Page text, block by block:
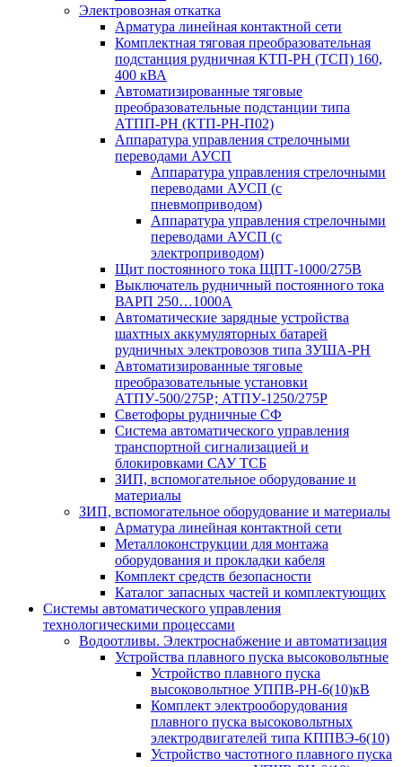
Электровозная откатка
Арматура линейная контактной сети
Комплектная тяговая преобразовательная
подстанция рудничная КТП-РН (ТСП) 160,
400 кВА
Автоматизированные тяговые
преобразовательные подстанции типа
АТПП-РН (КТП-РН-П02)
Аппаратура управления стрелочными
переводами АУСП
Аппаратура управления стрелочными
переводами АУСП (с
пневмоприводом)
Аппаратура управления стрелочными
переводами АУСП (с
электроприводом)
Щит постоянного тока ЩПТ-1000/275В
Выключатель рудничный постоянного тока
ВАРП 250…1000А
Автоматические зарядные устройства
шахтных аккумуляторных батарей
рудничных электровозов типа ЗУША-РН
Автоматизированные тяговые
преобразовательные установки
АТПУ-500/275Р; АТПУ-1250/275Р
Светофоры рудничные СФ
Система автоматического управления
транспортной сигнализацией и
блокировками САУ ТСБ
ЗИП, вспомогательное оборудование и
материалы
ЗИП, вспомогательное оборудование и материалы
Арматура линейная контактной сети
Металлоконструкции для монтажа
оборудования и прокладки кабеля
Комплект средств безопасности
Каталог запасных частей и комплектующих
Системы автоматического управления
технологическими процессами
Водоотливы. Электроснабжение и автоматизация
Устройства плавного пуска высоковольтные
Устройство плавного пуска
высоковольтное УППВ-РН-6(10)кВ
Комплект электрооборудования
плавного пуска высоковольтных
электродвигателей типа КППВЭ-6(10)
Устройство частотного плавного пуска